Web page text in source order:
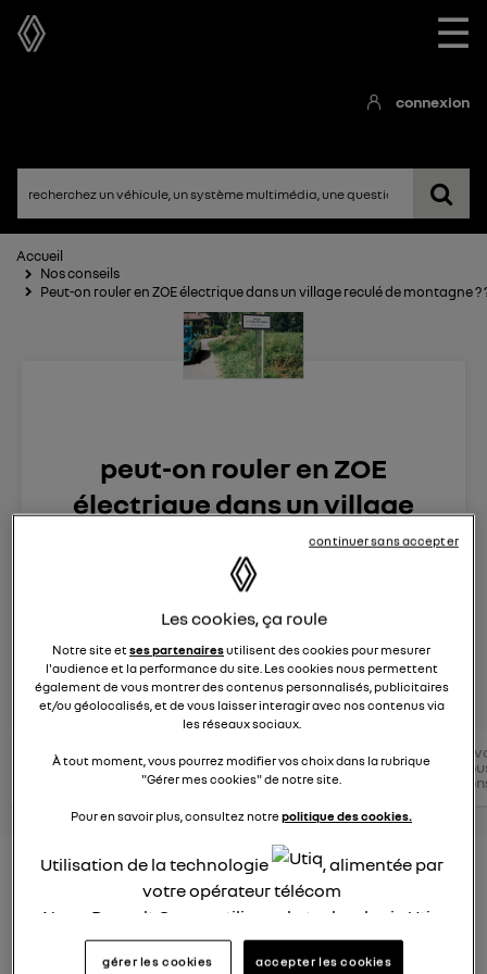
☰
connexion
Accueil
Nos conseils
Peut-on rouler en ZOE électrique dans un village reculé de montagne ?
peut-on rouler en ZOE
électrique dans un village
reculé de montagne ? ?
21 décembre 2022
Zoe E-Tech électrique
posez une question
Zoe E-
électriques
RENAULT
Conseils
électriques
conseils
Peut-on rouler en ZOE électrique
dans un village reculé de
montagne ?
Les cookies, ça roule
Notre site etses partenairesutilisent des cookies pour mesurer
l'audience et la performance du site. Les cookies nous permettent
également de vous montrer des contenus personnalisés, publicitaires
et/ou géolocalisés, et de vous laisser interagir avec nos contenus via
les réseaux sociaux.
À tout moment, vous pourrez modifier vos choix dans la rubrique
"Gérer mes cookies" de notre site.
Pour en savoir plus, consultez notrepolitique des cookies.
Utilisation de la technologie
, alimentée par
votre opérateur télécom
Nous, Renault Group, utilisons la technologie Utiq
pour nos activités digitales (telles que décrites
dans cette notice de consentement) et liées à
gérer les cookies accepter les cookies
continuer sans accepter